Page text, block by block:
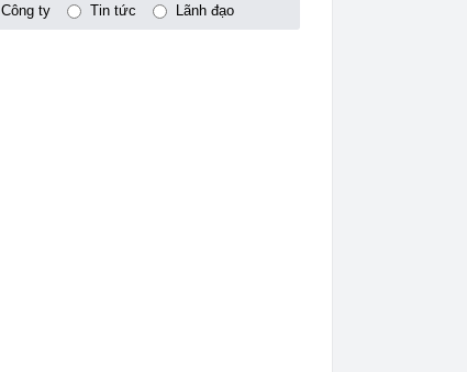
Công ty Tin tức Lãnh đạo